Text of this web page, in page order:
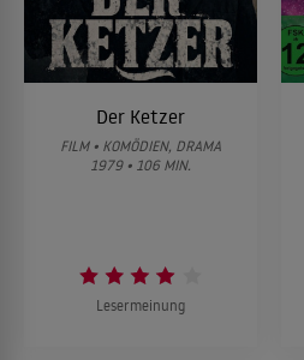
Der Ketzer
FILM • KOMÖDIEN, DRAMA
1979 • 106 MIN.
Lesermeinung